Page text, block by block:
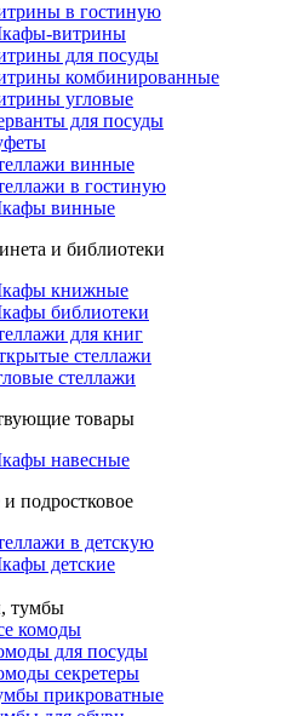
в гостиную
витрины
для посуды
комбинированные
угловые
для посуды
винные
в гостиную
винные
и библиотеки
книжные
библиотеки
для книг
стеллажи
стеллажи
товары
навесные
и подростковое
в детскую
детские
тумбы
комоды
для посуды
секретеры
прикроватные